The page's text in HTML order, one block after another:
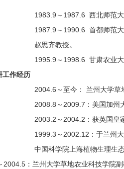
1983.9～1987.6 西北师范
1987.9～1990.6 首都师范
赵思齐教授。
1995.9～1998.6 甘肃农业
工作经历
2004.6～至今： 兰州大学草
2008.8～2009.7：美国加州
2003.2～2004.2：获英国皇
1999.3～2002.12：于兰州
中国科学院上海植物生理生
2004.5：兰州大学草地农业科技学院副